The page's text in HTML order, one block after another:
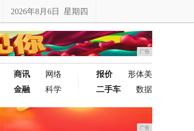
2026年8月6日 星期四
广告
商讯
网络
金融
科学
报价
形体美
二手车
数据
广告